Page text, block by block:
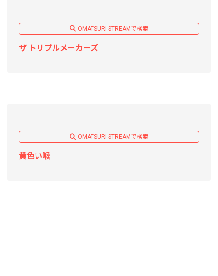
OMATSURI STREAMで検索
ザ トリプルメーカーズ
OMATSURI STREAMで検索
黄色い喉